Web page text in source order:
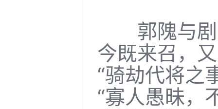
郭隗与剧
今既来召，
“骑劫代将之
“寡人愚昧，